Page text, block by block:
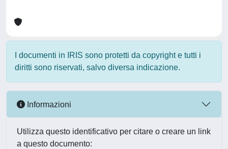
I documenti in IRIS sono protetti da copyright e tutti i
diritti sono riservati, salvo diversa indicazione.
Informazioni
Utilizza questo identificativo per citare o creare un link
a questo documento: